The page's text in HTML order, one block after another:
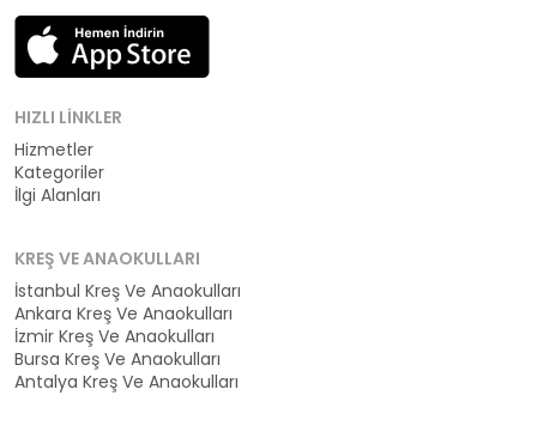
HIZLI LINKLER
Hizmetler
Kategoriler
İlgi Alanları
KREŞ VE ANAOKULLARI
İstanbul Kreş Ve Anaokulları
Ankara Kreş Ve Anaokulları
İzmir Kreş Ve Anaokulları
Bursa Kreş Ve Anaokulları
Antalya Kreş Ve Anaokulları